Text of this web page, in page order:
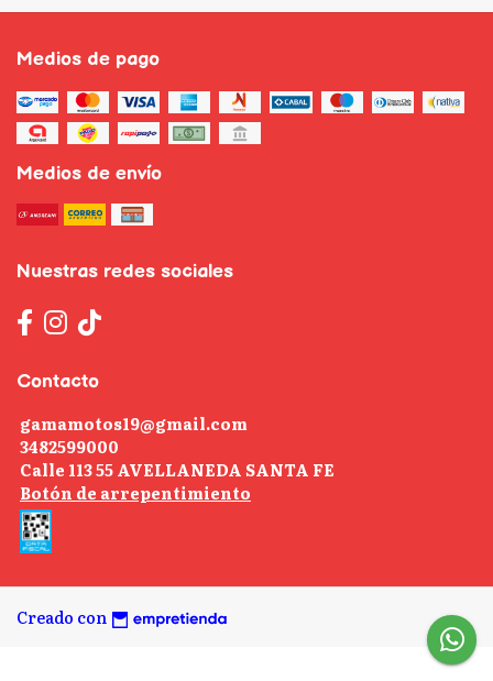
Medios de pago
Medios de envío
Nuestras redes sociales
Contacto
gamamotos19@gmail.com
3482599000
Calle 113 55 AVELLANEDA SANTA FE
Botón de arrepentimiento
Creado con